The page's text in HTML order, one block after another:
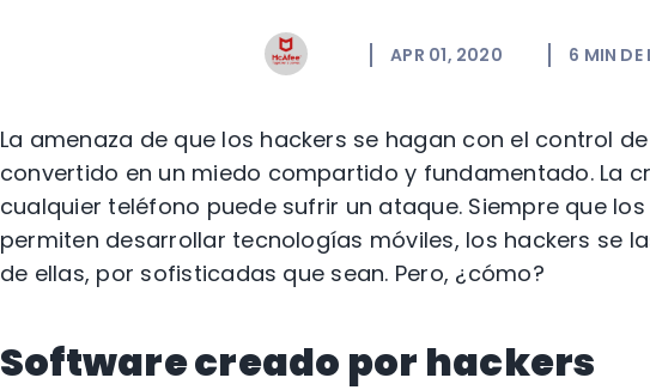
APR 01, 2020 6 MIN DE
La amenaza de que los hackers se hagan con el control
convertido en un miedo compartido y fundamentado. La
cualquier teléfono puede sufrir un ataque. Siempre que
permiten desarrollar tecnologías móviles, los hackers se
de ellas, por sofisticadas que sean. Pero, ¿cómo?
Software creado por hackers